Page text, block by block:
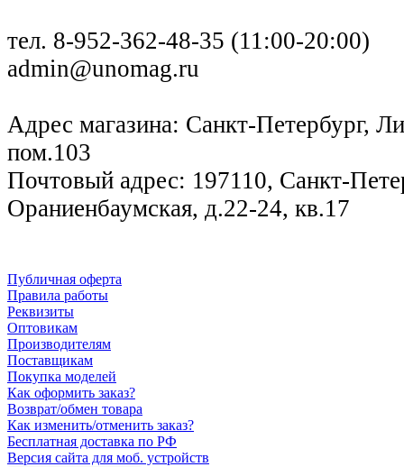
тел. 8-952-362-48-35 (11:00-20:00)
admin@unomag.ru
Адрес магазина: Санкт-Петербург,
пом.103
Почтовый адрес: 197110, Санкт-
Ораниенбаумская, д.22-24, кв.17
Публичная оферта
Правила работы
Реквизиты
Оптовикам
Производителям
Поставщикам
Покупка моделей
Как оформить заказ?
Возврат/обмен товара
Как изменить/отменить заказ?
Бесплатная доставка по РФ
Версия сайта для моб. устройств